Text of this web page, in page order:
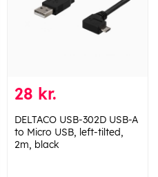
28 kr.
DELTACO USB-302D USB-A
to Micro USB, left-tilted,
2m, black